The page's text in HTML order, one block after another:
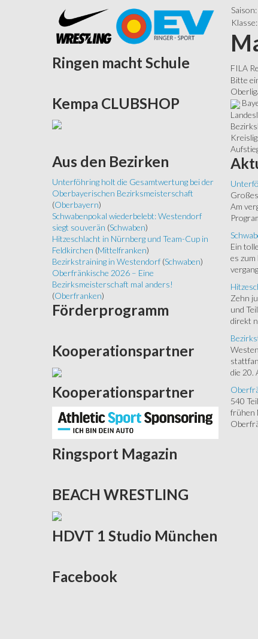
Saison:
Klasse:
FILA
Bitte
Am
Ein
es
Zehn
und
direkt
die 20.
540
frühen
Ringen macht Schule
Kempa CLUBSHOP
Aus den Bezirken
Unterföhring holt die Gesamtwertung bei der
Oberbayerischen Bezirksmeisterschaft
(Oberbayern)
Schwabenpokal wiederbelebt: Westendorf
siegt souverän (Schwaben)
Hitzeschlacht in Nürnberg und Team-Cup in
Feldkirchen (Mittelfranken)
Bezirkstraining in Westendorf (Schwaben)
Oberfränkische 2026 – Eine
Bezirksmeisterschaft mal anders!
(Oberfranken)
Förderprogramm
Kooperationspartner
Kooperationspartner
Ringsport Magazin
BEACH WRESTLING
HDVT 1 Studio München
Facebook